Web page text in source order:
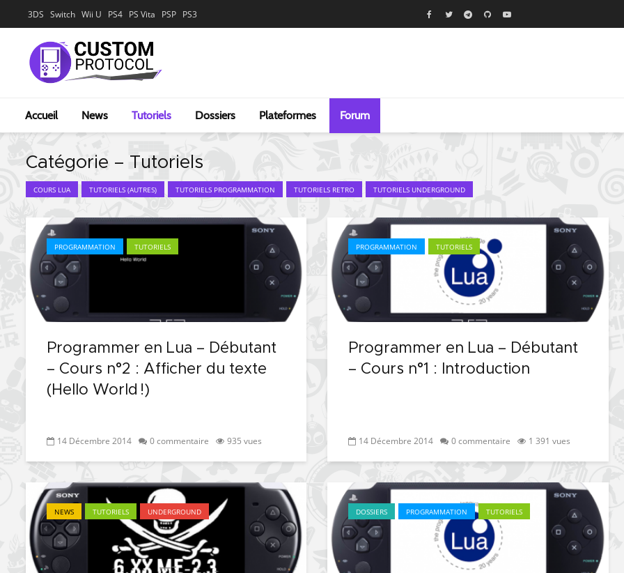
3DS Switch Wii U PS4 PS Vita PSP PS3
Accueil News Tutoriels Dossiers Plateformes Forum
Catégorie – Tutoriels
COURS LUA TUTORIELS (AUTRES) TUTORIELS PROGRAMMATION TUTORIELS RETRO TUTORIELS UNDERGROUND
PROGRAMMATION TUTORIELS
Programmer en Lua – Débutant
– Cours n°2 : Afficher du texte
(Hello World !)
14 Décembre 2014 0 commentaire 935 vues
PROGRAMMATION TUTORIELS
Programmer en Lua – Débutant
– Cours n°1 : Introduction
14 Décembre 2014 0 commentaire 1 391 vues
NEWS TUTORIELS UNDERGROUND DOSSIERS PROGRAMMATION TUTORIELS